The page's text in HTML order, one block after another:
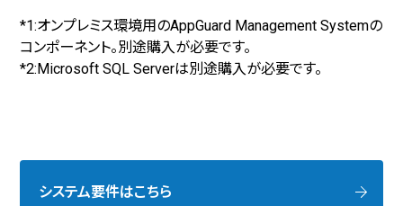
*1:オンプレミス環境用のAppGuard Management Systemの
コンポーネント。別途購入が必要です。
*2:Microsoft SQL Serverは別途購入が必要です。
システム要件はこちら